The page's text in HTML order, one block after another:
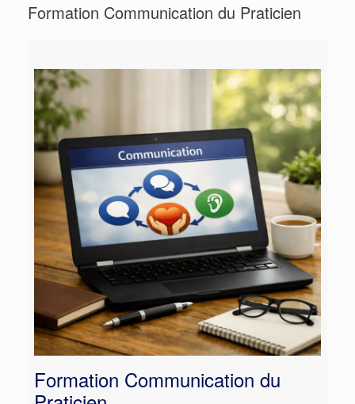
Formation Communication du Praticien
Formation Communication du